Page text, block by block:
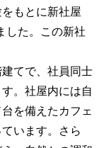
もとに新社屋
した。この新社
てで、社員同士
。社屋内には自
を備えたカフェ
います。さら